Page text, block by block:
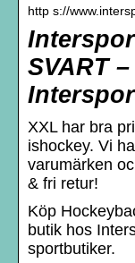
http s://
SVART
XXL har bra
ishockey. Vi
varumärken
& fri retur!
Köp
butik hos
sportbutiker.